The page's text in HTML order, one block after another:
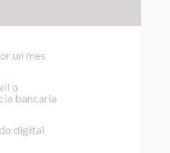
un mes
o
bancaria
digital